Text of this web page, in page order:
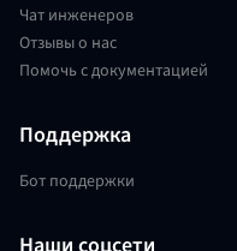
Чат инженеров
Отзывы о нас
Помочь с документацией
Поддержка
Бот поддержки
Наши соцсети